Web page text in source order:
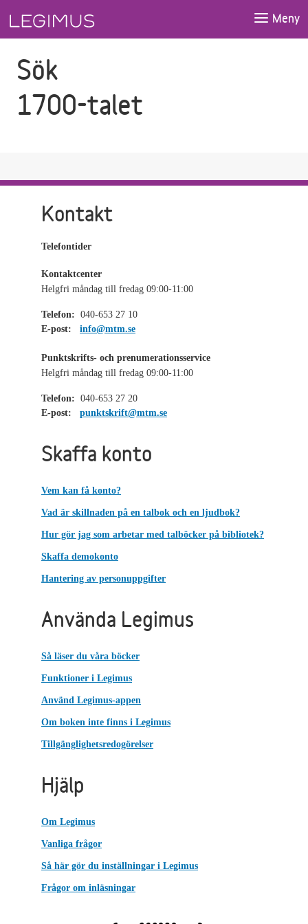
Meny
Sök
1700-talet
Kontakt
Telefontider
Kontaktcenter
Helgfri måndag till fredag 09:00-11:00
Telefon: 040-653 27 10
E-post:
info@mtm.se
Punktskrifts- och prenumerationsservice
Helgfri måndag till fredag 09:00-11:00
Telefon: 040-653 27 20
E-post:
punktskrift@mtm.se
Skaffa konto
Vem kan få konto?
Vad är skillnaden på en talbok och en ljudbok?
Hur gör jag som arbetar med talböcker på bibliotek?
Skaffa demokonto
Hantering av personuppgifter
Använda Legimus
Så läser du våra böcker
Funktioner i Legimus
Använd Legimus-appen
Om boken inte finns i Legimus
Tillgänglighetsredogörelser
Hjälp
Om Legimus
Vanliga frågor
Så här gör du inställningar i Legimus
Frågor om inläsningar